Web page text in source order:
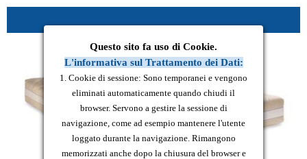
Questo sito fa uso di Cookie.
L'informativa sul Trattamento dei Dati:
1. Cookie di sessione: Sono temporanei e vengono
eliminati automaticamente quando chiudi il
browser. Servono a gestire la sessione di
navigazione, come ad esempio mantenere l'utente
loggato durante la navigazione. Rimangono
memorizzati anche dopo la chiusura del browser e